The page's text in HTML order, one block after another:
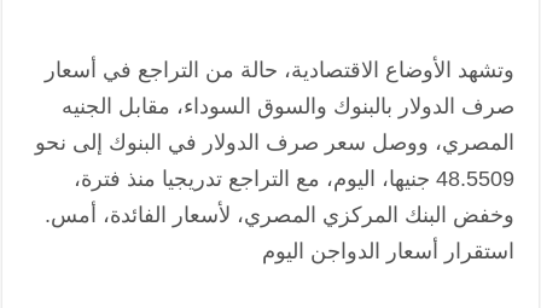
وتشهد الأوضاع الاقتصادية، حالة من التراجع في أسعار
صرف الدولار بالبنوك والسوق السوداء، مقابل الجنيه
المصري، ووصل سعر صرف الدولار في البنوك إلى نحو
48.5509 جنيها، اليوم، مع التراجع تدريجيا منذ فترة،
وخفض البنك المركزي المصري، لأسعار الفائدة، أمس.
استقرار أسعار الدواجن اليوم